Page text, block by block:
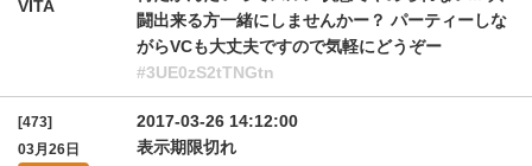
VITA
闘出来る方一緒にしませんかー？ パーティーしな
がらVCも大丈夫ですので気軽にどうぞー
#3UE0zS2tTNGtn
[473]
03月26日
2017-03-26 14:12:00
表示期限切れ